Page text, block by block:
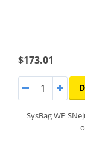
$173.01
SysBag WP